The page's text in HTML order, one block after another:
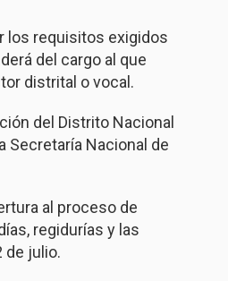
los requisitos exigidos
del cargo al que
distrital o vocal.
del Distrito Nacional
Secretaría Nacional de
al proceso de
regidurías y las
de julio.